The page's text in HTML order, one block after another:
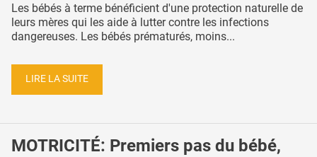
Les bébés à terme bénéficient d'une protection naturelle de
leurs mères qui les aide à lutter contre les infections
dangereuses. Les bébés prématurés, moins...
LIRE LA SUITE
MOTRICITÉ: Premiers pas du bébé,